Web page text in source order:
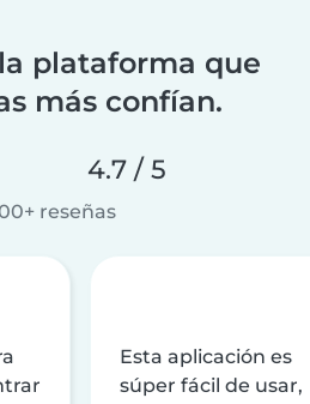
plataforma que
más confían.
4.7 / 5
reseñas
Esta aplicación es
súper fácil de usar,